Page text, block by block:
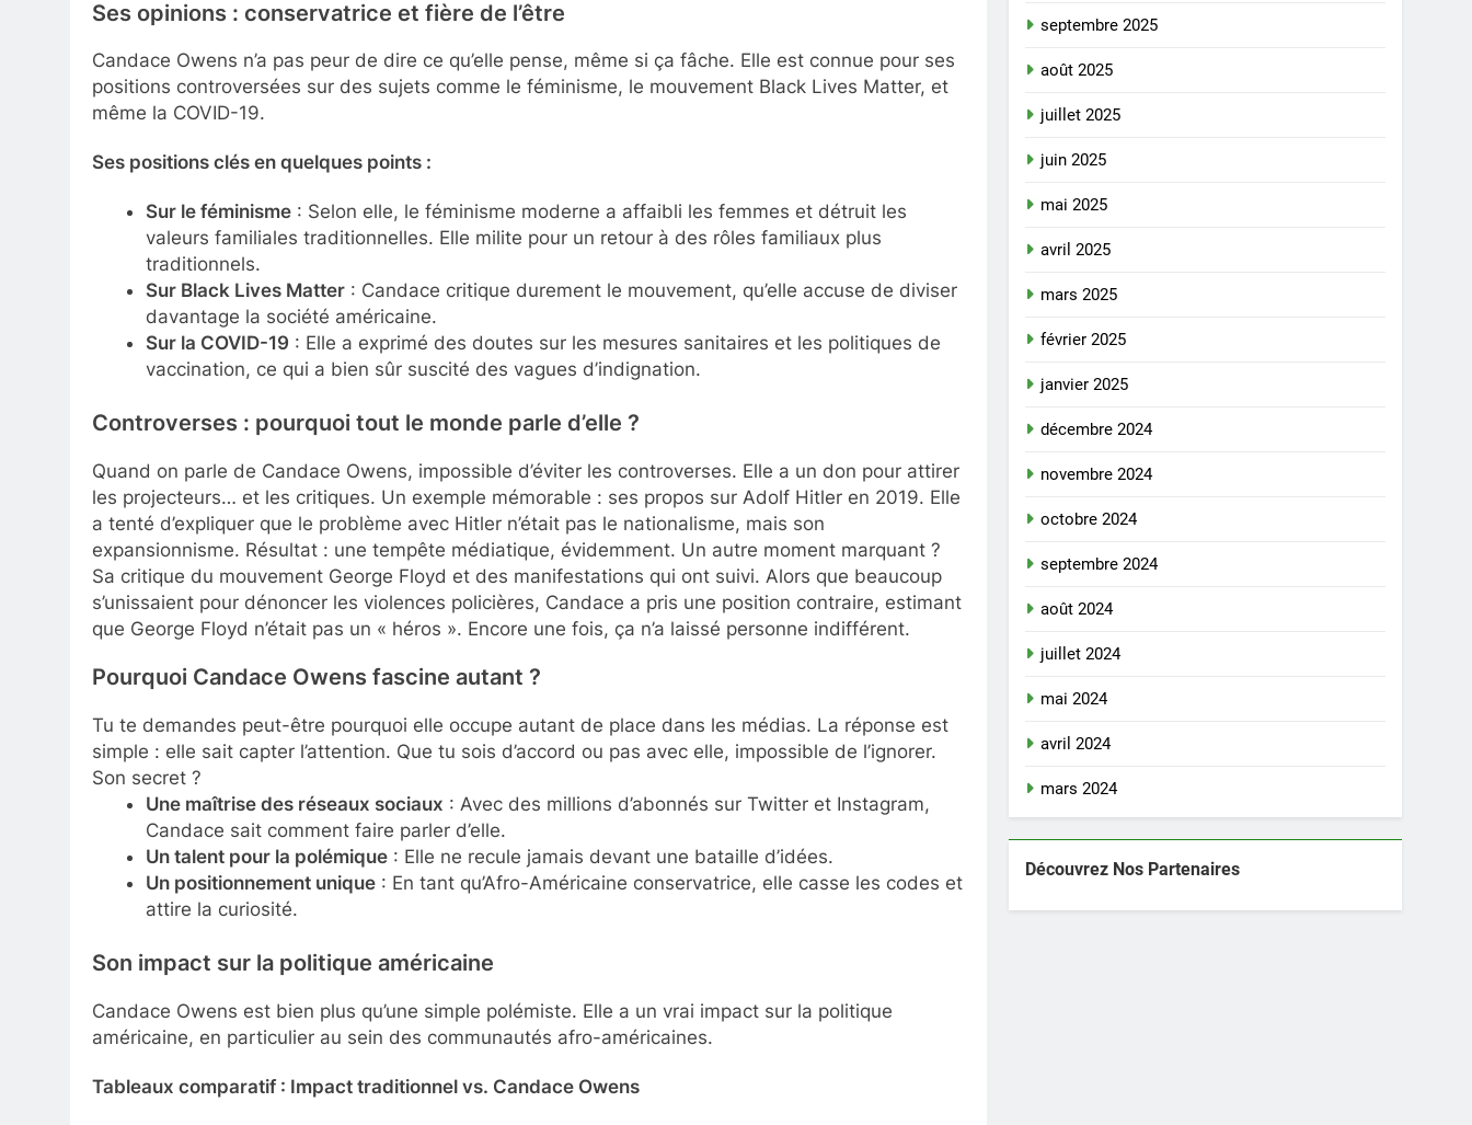
Ses opinions : conservatrice et fière de l’être
Candace Owens n’a pas peur de dire ce qu’elle pense, même si ça fâche. Elle est connue pour ses
positions controversées sur des sujets comme le féminisme, le mouvement Black Lives Matter, et
même la COVID-19.
Ses positions clés en quelques points :
Sur le féminisme: Selon elle, le féminisme moderne a affaibli les femmes et détruit les
valeurs familiales traditionnelles. Elle milite pour un retour à des rôles familiaux plus
traditionnels.
Sur Black Lives Matter: Candace critique durement le mouvement, qu’elle accuse de diviser
davantage la société américaine.
Sur la COVID-19 : Elle a exprimé des doutes sur les mesures sanitaires et les politiques de
vaccination, ce qui a bien sûr suscité des vagues d’indignation.
Controverses : pourquoi tout le monde parle d’elle ?
Quand on parle de Candace Owens, impossible d’éviter les controverses. Elle a un don pour attirer
les projecteurs… et les critiques. Un exemple mémorable : ses propos sur Adolf Hitler en 2019. Elle
a tenté d’expliquer que le problème avec Hitler n’était pas le nationalisme, mais son
expansionnisme. Résultat : une tempête médiatique, évidemment. Un autre moment marquant ?
Sa critique du mouvement George Floyd et des manifestations qui ont suivi. Alors que beaucoup
s’unissaient pour dénoncer les violences policières, Candace a pris une position contraire, estimant
que George Floyd n’était pas un « héros ». Encore une fois, ça n’a laissé personne indifférent.
Pourquoi Candace Owens fascine autant ?
Tu te demandes peut-être pourquoi elle occupe autant de place dans les médias. La réponse est
simple : elle sait capter l’attention. Que tu sois d’accord ou pas avec elle, impossible de l’ignorer.
Son secret ?
Une maîtrise des réseaux sociaux : Avec des millions d’abonnés sur Twitter et Instagram,
Candace sait comment faire parler d’elle.
Un talent pour la polémique: Elle ne recule jamais devant une bataille d’idées.
Un positionnement unique: En tant qu’Afro-Américaine conservatrice, elle casse les codes et
attire la curiosité.
Son impact sur la politique américaine
Candace Owens est bien plus qu’une simple polémiste. Elle a un vrai impact sur la politique
américaine, en particulier au sein des communautés afro-américaines.
Tableaux comparatif : Impact traditionnel vs. Candace Owens
septembre 2025
août 2025
juillet 2025
juin 2025
mai 2025
avril 2025
mars 2025
février 2025
janvier 2025
décembre 2024
novembre 2024
octobre 2024
septembre 2024
août 2024
juillet 2024
mai 2024
avril 2024
mars 2024
Découvrez Nos Partenaires